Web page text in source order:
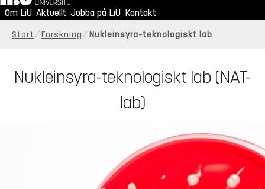
Om LiU Aktuellt Jobba på LiU Kontakt
Start Forskning Nukleinsyra-teknologiskt lab
Nukleinsyra-teknologiskt lab (NAT-
lab)